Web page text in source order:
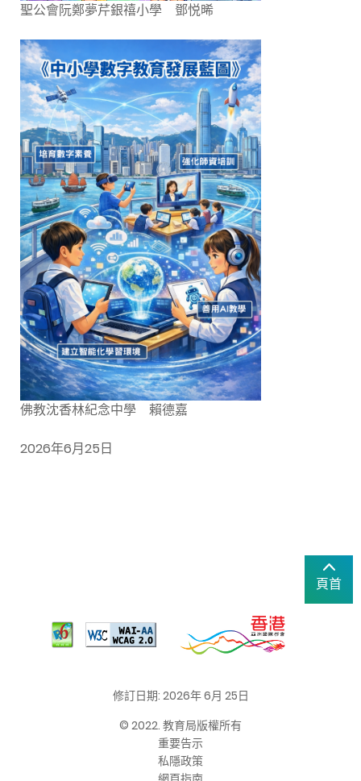
聖公會阮鄭夢芹銀禧小學 鄧悦晞
佛教沈香林紀念中學 賴德嘉
2026年6月25日
頁首
修訂日期: 2026年 6月 25日
© 2022. 教育局版權所有
重要告示
私隱政策